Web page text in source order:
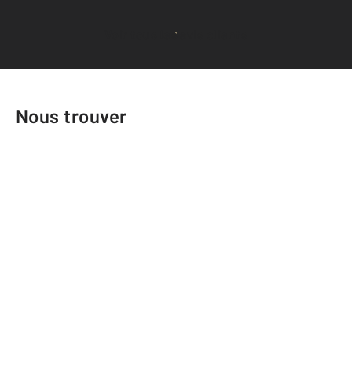
Voir tous les avis clients
Nous trouver